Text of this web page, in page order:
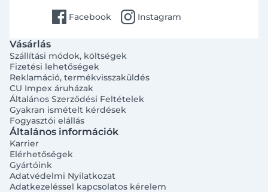
facebook Facebook instagram Instagram
Vásárlás
Szállítási módok, költségek
Fizetési lehetőségek
Reklamáció, termékvisszaküldés
CU Impex áruházak
Általános Szerződési Feltételek
Gyakran ismételt kérdések
Fogyasztói elállás
Általános információk
Karrier
Elérhetőségek
Gyártóink
Adatvédelmi Nyilatkozat
Adatkezeléssel kapcsolatos kérelem